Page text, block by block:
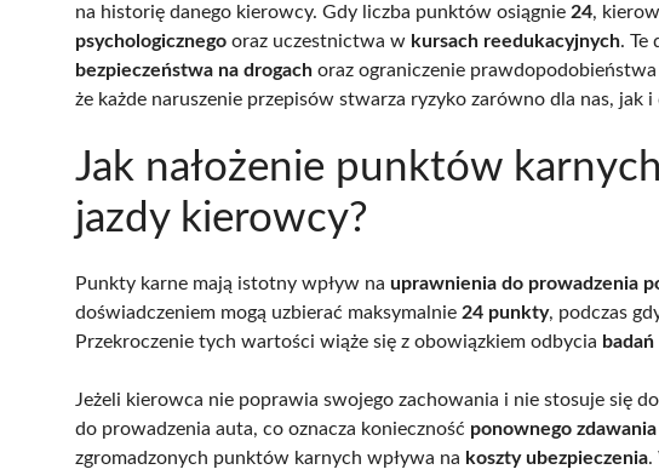
na historię danego kierowcy. Gdy liczba punktów osiągnie 24,
psychologicznego oraz uczestnictwa w kursach reedukacyjnych. Te
bezpieczeństwa na drogach oraz ograniczenie
że każde naruszenie przepisów stwarza ryzyko zarówno dla nas, jak
Jak nałożenie punktów
jazdy kierowcy?
Punkty karne mają istotny wpływ na uprawnienia do prowadzenia
doświadczeniem mogą uzbierać maksymalnie 24 punkty, podczas
Przekroczenie tych wartości wiąże się z obowiązkiem odbycia
Jeżeli kierowca nie poprawia swojego zachowania i nie stosuje się
do prowadzenia auta, co oznacza konieczność ponownego
zgromadzonych punktów karnych wpływa na koszty ubezpieczenia.